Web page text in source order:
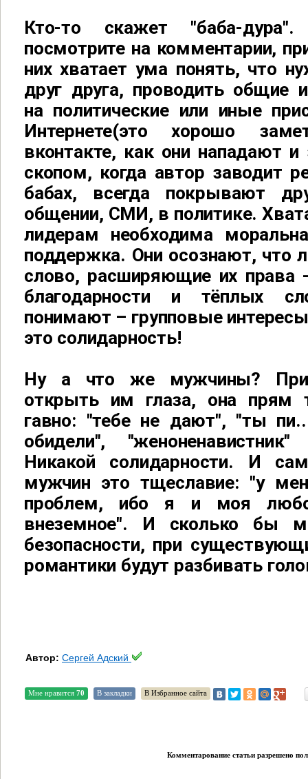
Кто-то скажет "баба-
посмотрите на комментарии,
них хватает ума понять, что
друг друга, проводить общие
на политические или иные
Интернете(это хорошо
вконтакте, как они нападают
скопом, когда автор заводит
бабах, всегда покрывают
общении, СМИ, в политике.
лидерам необходима
поддержка. Они осознают, что
слово, расширяющие их права
благодарности и тёплых
понимают – групповые
это солидарность!
Ну а что же мужчины? При
открыть им глаза, она прям
гавно: "тебе не дают", "ты
обидели",
Никакой солидарности. И
мужчин это тщеславие: "у
проблем, ибо я и моя
внеземное". И сколько бы
безопасности, при
романтики будут разбивать
Автор: Сергей Адский
Мне нравится 70 В закладки В Избранное сайта
Комментарование статьи разрешено